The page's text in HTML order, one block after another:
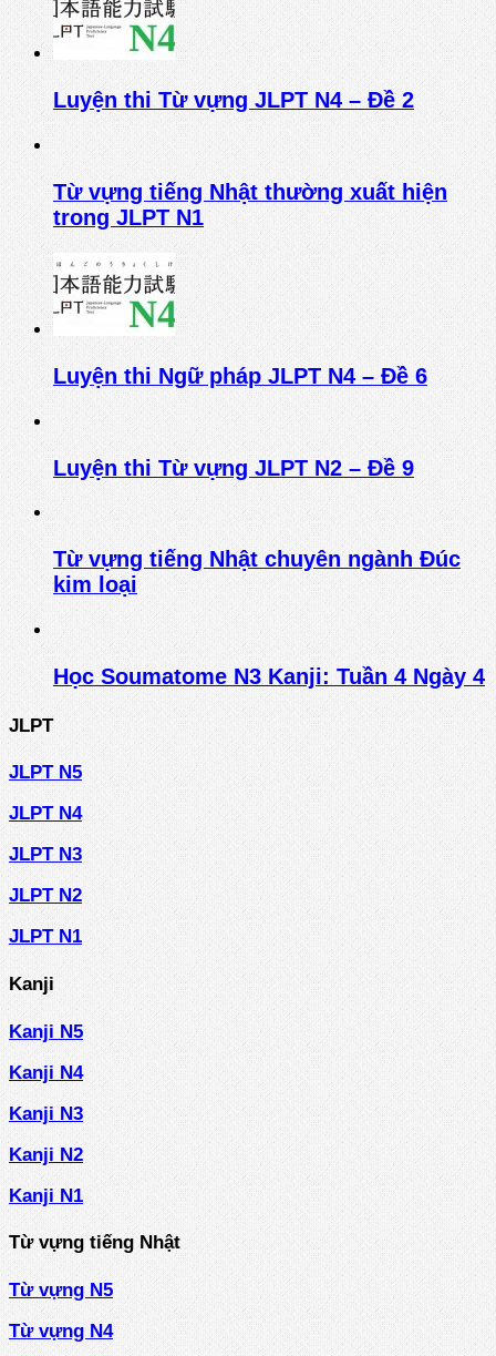
Luyện thi Từ vựng JLPT N4 – Đề 2
Từ vựng tiếng Nhật thường xuất hiện
trong JLPT N1
Luyện thi Ngữ pháp JLPT N4 – Đề 6
Luyện thi Từ vựng JLPT N2 – Đề 9
Từ vựng tiếng Nhật chuyên ngành Đúc
kim loại
Học Soumatome N3 Kanji: Tuần 4 Ngày 4
JLPT
JLPT N5
JLPT N4
JLPT N3
JLPT N2
JLPT N1
Kanji
Kanji N5
Kanji N4
Kanji N3
Kanji N2
Kanji N1
Từ vựng tiếng Nhật
Từ vựng N5
Từ vựng N4